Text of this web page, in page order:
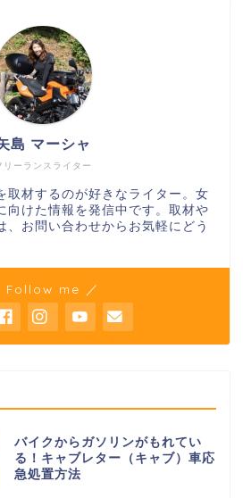
リーランスライター
島 マーシャ
取材するのが好きなライター。女
向けた情報を発信中です。取材や
、お問い合わせからお気軽にどう
Follow me ／
バイクからガソリンがもれてい
る！キャブレター（キャブ）車応
急処置方法